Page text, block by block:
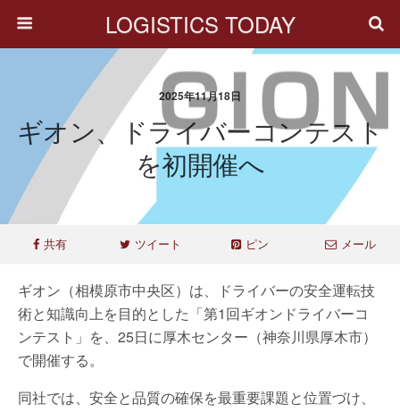
LOGISTICS TODAY
2025年11月18日
ギオン、ドライバーコンテスト
を初開催へ
共有 ツイート ピン メール
ギオン（相模原市中央区）は、ドライバーの安全運転技
術と知識向上を目的とした「第1回ギオンドライバーコ
ンテスト」を、25日に厚木センター（神奈川県厚木市）
で開催する。
同社では、安全と品質の確保を最重要課題と位置づけ、